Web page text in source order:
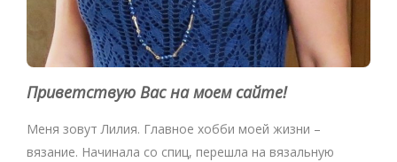
Приветствую Вас на моем сайте!
Меня зовут Лилия. Главное хобби моей жизни –
вязание. Начинала со спиц, перешла на вязальную